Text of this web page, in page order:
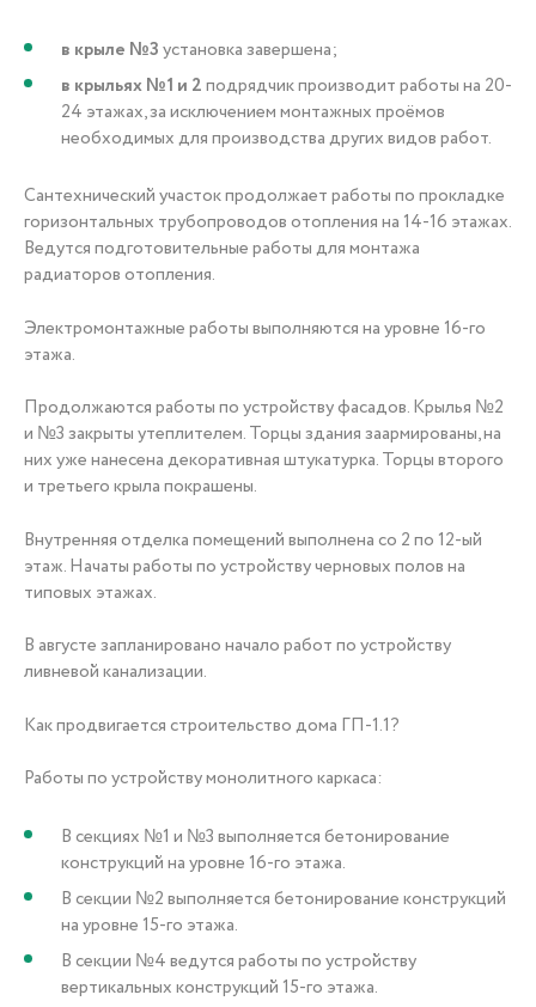
в крыле №3установка завершена;
в крыльях №1 и 2подрядчик производит работы на 20-
24 этажах, за исключением монтажных проёмов
необходимых для производства других видов работ.
Сантехнический участок продолжает работы по прокладке
горизонтальных трубопроводов отопления на 14-16 этажах.
Ведутся подготовительные работы для монтажа
радиаторов отопления.
Электромонтажные работы выполняются на уровне 16-го
этажа.
Продолжаются работы по устройству фасадов. Крылья №2
и №3 закрыты утеплителем. Торцы здания заармированы, на
них уже нанесена декоративная штукатурка. Торцы второго
и третьего крыла покрашены.
Внутренняя отделка помещений выполнена со 2 по 12-ый
этаж. Начаты работы по устройству черновых полов на
типовых этажах.
В августе запланировано начало работ по устройству
ливневой канализации.
Как продвигается строительство дома ГП-1.1?
Работы по устройству монолитного каркаса:
В секциях №1 и №3 выполняется бетонирование
конструкций на уровне 16-го этажа.
В секции №2 выполняется бетонирование конструкций
на уровне 15-го этажа.
В секции №4 ведутся работы по устройству
вертикальных конструкций 15-го этажа.